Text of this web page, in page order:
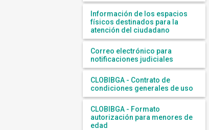
Información de los espacios
físicos destinados para la
atención del ciudadano
Correo electrónico para
notificaciones judiciales
CLOBIBGA - Contrato de
condiciones generales de uso
CLOBIBGA - Formato
autorización para menores de
edad